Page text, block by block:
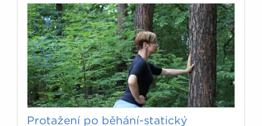
Protažení po běhání-statický